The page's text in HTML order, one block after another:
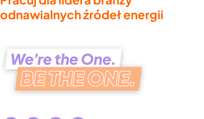
odnawialnych źródeł energii